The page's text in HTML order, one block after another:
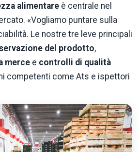
alimentare è centrale nel
«Vogliamo puntare sulla
Le nostre tre leve principali
del prodotto,
merce e controlli di qualità
competenti come Ats e ispettori